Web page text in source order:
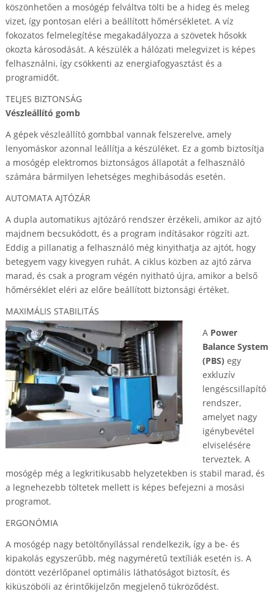
köszönhetően a mosógép felváltva tölti be a hideg és meleg
vizet, így pontosan eléri a beállított hőmérsékletet. A víz
fokozatos felmelegítése megakadályozza a szövetek hősokk
okozta károsodását. A készülék a hálózati melegvizet is képes
felhasználni, így csökkenti az energiafogyasztást és a
programidőt.
TELJES BIZTONSÁG
Vészleállító gomb
A gépek vészleállító gombbal vannak felszerelve, amely
lenyomáskor azonnal leállítja a készüléket. Ez a gomb biztosítja
a mosógép elektromos biztonságos állapotát a felhasználó
számára bármilyen lehetséges meghibásodás esetén.
AUTOMATA AJTÓZÁR
A dupla automatikus ajtózáró rendszer érzékeli, amikor az ajtó
majdnem becsukódott, és a program indításakor rögzíti azt.
Eddig a pillanatig a felhasználó még kinyithatja az ajtót, hogy
betegyem vagy kivegyen ruhát. A ciklus közben az ajtó zárva
marad, és csak a program végén nyitható újra, amikor a belső
hőmérséklet eléri az előre beállított biztonsági értéket.
MAXIMÁLIS STABILITÁS
A Power
Balance System
(PBS)egy
exkluzív
lengéscsillapító
rendszer,
amelyet nagy
igénybevétel
elviselésére
terveztek. A
mosógép még a legkritikusabb helyzetekben is stabil marad, és
a legnehezebb töltetek mellett is képes befejezni a mosási
programot.
ERGONÓMIA
A mosógép nagy betöltőnyílással rendelkezik, így a be- és
kipakolás egyszerűbb, még nagyméretű textíliák esetén is. A
döntött vezérlőpanel optimális láthatóságot biztosít, és
kiküszöböli az érintőkijelzőn megjelenő tükröződést.